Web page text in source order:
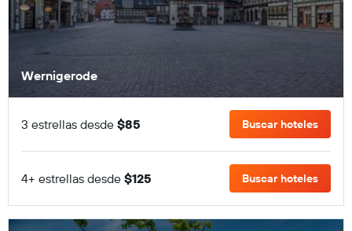
Wernigerode
3 estrellas desde $85 Buscar hoteles
4+ estrellas desde $125 Buscar hoteles